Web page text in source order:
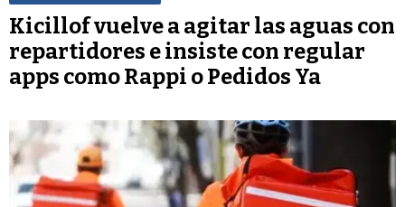
Kicillof vuelve a agitar las aguas con
repartidores e insiste con regular
apps como Rappi o Pedidos Ya